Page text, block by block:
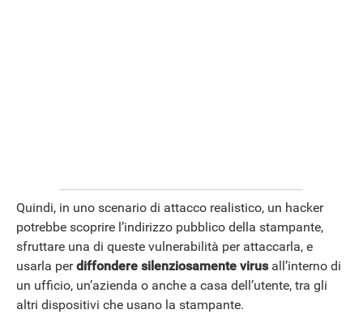
Quindi, in uno scenario di attacco realistico, un hacker
potrebbe scoprire l’indirizzo pubblico della stampante,
sfruttare una di queste vulnerabilità per attaccarla, e
usarla perdiffondere silenziosamente virusall’interno di
un ufficio, un’azienda o anche a casa dell’utente, tra gli
altri dispositivi che usano la stampante.